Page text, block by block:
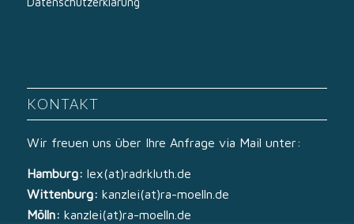
KONTAKT
Wir freuen uns über Ihre Anfrage via Mail unter:
Hamburg: lex(at)radrkluth.de
Wittenburg: kanzlei(at)ra-moelln.de
Mölln: kanzlei(at)ra-moelln.de